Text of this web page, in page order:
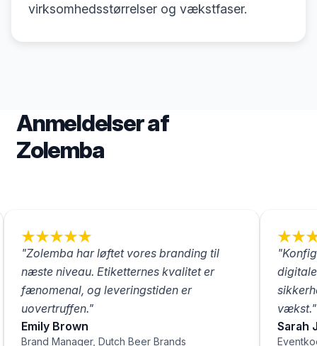
virksomhedsstørrelser og vækstfaser.
Anmeldelser af
Zolemba
"Zolemba har løftet vores branding til
næste niveau. Etiketternes kvalitet er
fænomenal, og leveringstiden er
uovertruffen."
Emily Brown
Brand Manager, Dutch Beer Brands
vækst."
Sarah